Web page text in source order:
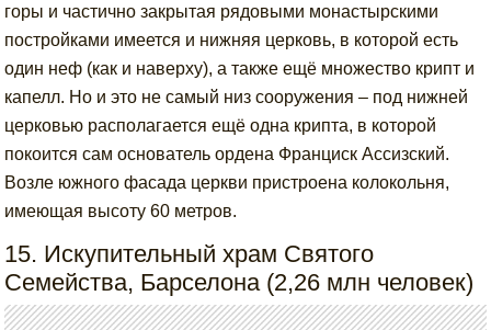
горы и частично закрытая рядовыми монастырскими
постройками имеется и нижняя церковь, в которой есть
один неф (как и наверху), а также ещё множество крипт и
капелл. Но и это не самый низ сооружения – под нижней
церковью располагается ещё одна крипта, в которой
покоится сам основатель ордена Франциск Ассизский.
Возле южного фасада церкви пристроена колокольня,
имеющая высоту 60 метров.
15. Искупительный храм Святого
Семейства, Барселона (2,26 млн человек)